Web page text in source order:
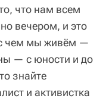
что нам всем
вечером, и это
чем мы живём —
— с юности и до
знайте
и активистка